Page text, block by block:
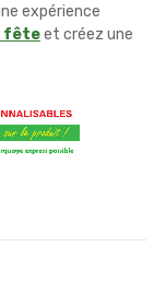
expérience
fêteet créez une